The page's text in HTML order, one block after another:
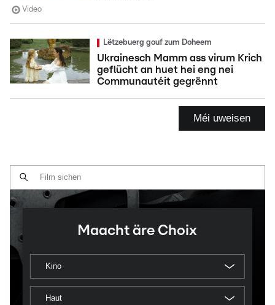
Video
Lëtzebuerg gouf zum Doheem
Ukrainesch Mamm ass virum Krich
geflücht an huet hei eng nei
Communautéit gegrënnt
Méi uweisen
Maacht äre Choix
Kino
Haut